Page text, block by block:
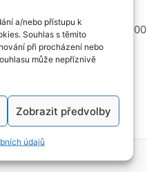
a/nebo přístupu k
Souhlas s těmito
při procházení nebo
může nepříznivě
Zobrazit předvolby
údajů
dnech od 8:00 do 16:00